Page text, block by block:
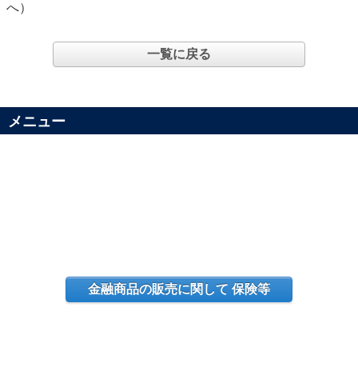
へ）
一覧に戻る
メニュー
金融商品の販売に関して 保険等